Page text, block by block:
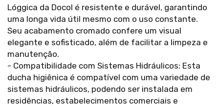
Lóggica da Docol é resistente e durável, garantindo
uma longa vida útil mesmo com o uso constante.
Seu acabamento cromado confere um visual
elegante e sofisticado, além de facilitar a limpeza e
manutenção.
- Compatibilidade com Sistemas Hidráulicos: Esta
ducha higiênica é compatível com uma variedade de
sistemas hidráulicos, podendo ser instalada em
residências, estabelecimentos comerciais e